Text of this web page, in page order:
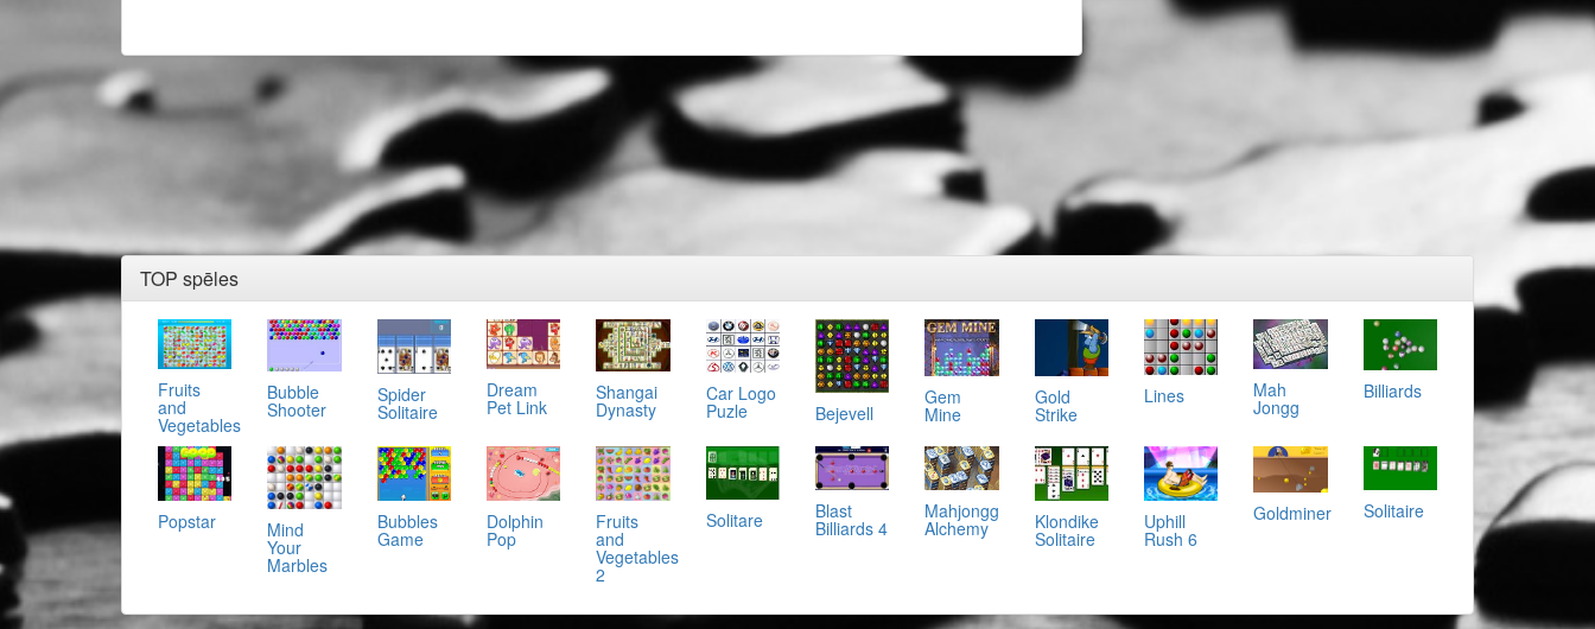
TOP spēles
Fruits
and
Vegetables
Bubble
Shooter
Spider
Solitaire
Dream
Pet Link
Shangai
Dynasty
Car Logo
Puzle Bejevell
Gem
Mine
Gold
Strike
Lines Mah
Jongg
Billiards
Popstar Mind
Your
Marbles
Bubbles
Game
Dolphin
Pop
Fruits
and
Vegetables
2
Solitare Blast
Billiards 4
Mahjongg
Alchemy Klondike
Solitaire
Uphill
Rush 6
Goldminer Solitaire